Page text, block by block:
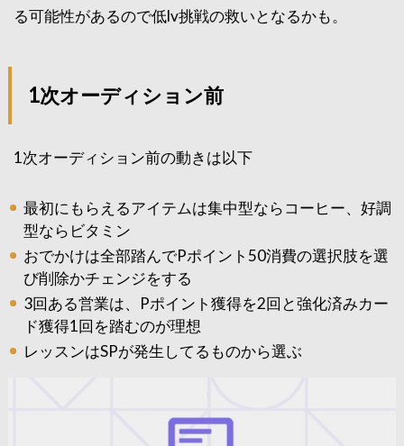
る可能性があるので低lv挑戦の救いとなるかも。
1次オーディション前
1次オーディション前の動きは以下
最初にもらえるアイテムは集中型ならコーヒー、好調
型ならビタミン
おでかけは全部踏んでPポイント50消費の選択肢を選
び削除かチェンジをする
3回ある営業は、Pポイント獲得を2回と強化済みカー
ド獲得1回を踏むのが理想
レッスンはSPが発生してるものから選ぶ